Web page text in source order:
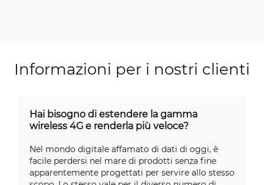
Informazioni per i nostri clienti
Hai bisogno di estendere la gamma
wireless 4G e renderla più veloce?
Nel mondo digitale affamato di dati di oggi, è
facile perdersi nel mare di prodotti senza fine
apparentemente progettati per servire allo stesso